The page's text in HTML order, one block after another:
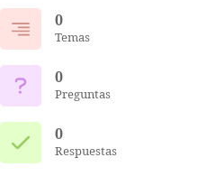
0
Temas
0
Preguntas
0
Respuestas